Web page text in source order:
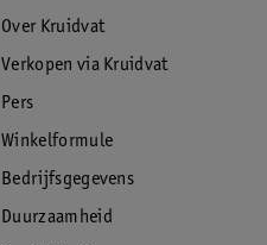
Over Kruidvat
Verkopen via Kruidvat
Pers
Winkelformule
Bedrijfsgegevens
Duurzaamheid